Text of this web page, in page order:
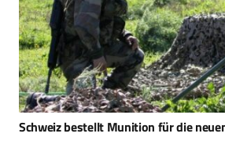
BE-GE: Sitze für Fahrzeuge und andere